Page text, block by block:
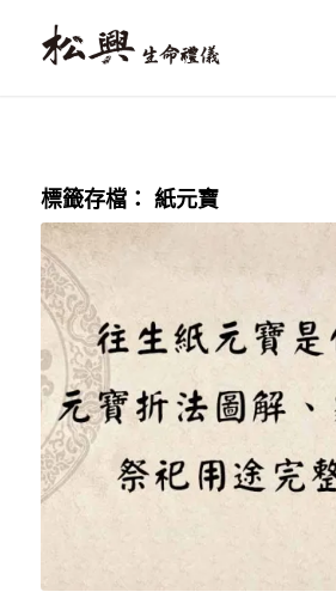
標籤存檔： 紙元寶